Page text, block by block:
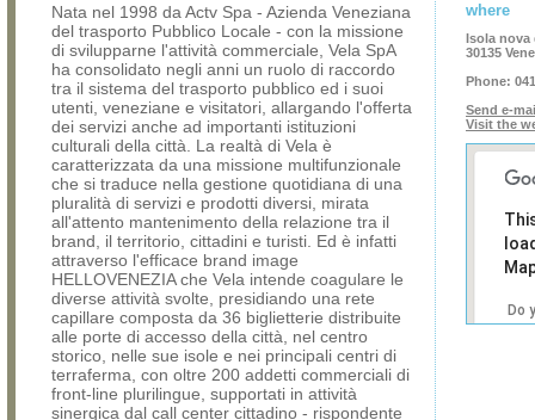
Nata nel 1998 da Actv Spa - Azienda Veneziana
del trasporto Pubblico Locale - con la missione
di svilupparne l'attività commerciale, Vela SpA
ha consolidato negli anni un ruolo di raccordo
tra il sistema del trasporto pubblico ed i suoi
utenti, veneziane e visitatori, allargando l'offerta
dei servizi anche ad importanti istituzioni
culturali della città. La realtà di Vela è
caratterizzata da una missione multifunzionale
che si traduce nella gestione quotidiana di una
pluralità di servizi e prodotti diversi, mirata
all'attento mantenimento della relazione tra il
brand, il territorio, cittadini e turisti. Ed è infatti
attraverso l'efficace brand image
HELLOVENEZIA che Vela intende coagulare le
diverse attività svolte, presidiando una rete
capillare composta da 36 biglietterie distribuite
alle porte di accesso della città, nel centro
storico, nelle sue isole e nei principali centri di
terraferma, con oltre 200 addetti commerciali di
front-line plurilingue, supportati in attività
sinergica dal call center cittadino - rispondente
where
Isola nova
30135
Phone:
Send e-
Visit the
Do